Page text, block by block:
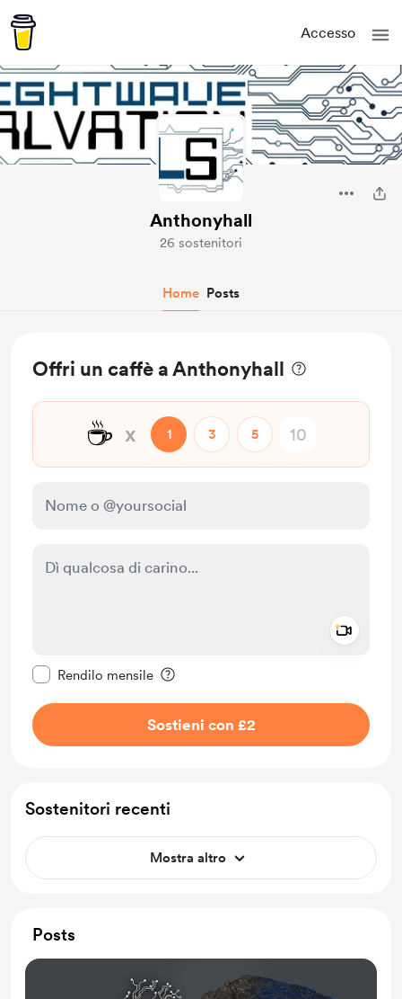
Accesso
Anthonyhall
26 sostenitori
Home Posts
Offri un caffè a Anthonyhall
☕ x 1 3 5
Rendilo mensile
Sostieni con £2
Sostenitori recenti
Mostra altro
Posts